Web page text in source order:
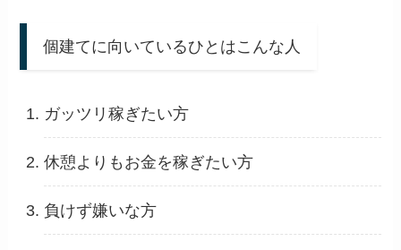
個建てに向いているひとはこんな人
ガッツリ稼ぎたい方
休憩よりもお金を稼ぎたい方
負けず嫌いな方